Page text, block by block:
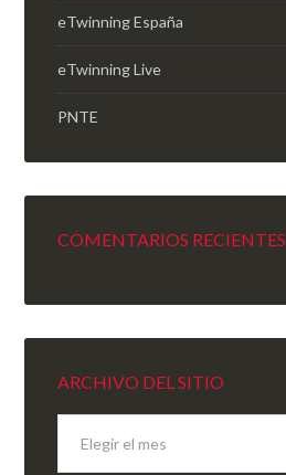
eTwinning España
eTwinning Live
PNTE
COMENTARIOS RECIENTES
ARCHIVO DEL SITIO